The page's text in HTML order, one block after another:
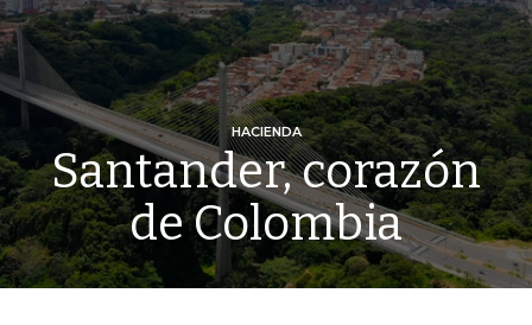
HACIENDA
Santander, corazón
de Colombia